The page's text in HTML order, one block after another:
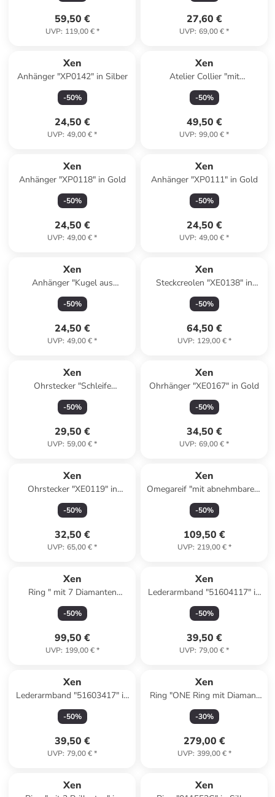
59,50 €
UVP: 119,00 €*
27,60 €
UVP: 69,00 €*
Xen
Anhänger "XP0142" in Silber
-50%
24,50 €
UVP: 49,00 €*
Xen
Atelier Collier "mit
Süßwasserzuchtperle 45 cm"
in Silber
-50%
49,50 €
UVP: 99,00 €*
Xen
Anhänger "XP0118" in Gold
-50%
24,50 €
UVP: 49,00 €*
Xen
Anhänger "XP0111" in Gold
-50%
24,50 €
UVP: 49,00 €*
Xen
Anhänger "Kugel aus
Edelstahl" in Silber
-50%
24,50 €
UVP: 49,00 €*
Xen
Steckcreolen "XE0138" in
Silber
-50%
64,50 €
UVP: 129,00 €*
Xen
Ohrstecker "Schleife
rosèvergoldet aus Edelstahl
pol." in Roségold
-50%
29,50 €
UVP: 59,00 €*
Xen
Ohrhänger "XE0167" in Gold
-50%
34,50 €
UVP: 69,00 €*
Xen
Ohrstecker "XE0119" in
Schwarz
-50%
32,50 €
UVP: 65,00 €*
Xen
Omegareif "mit abnehmbarem
Anhänger 42 cm" in Silber
-50%
109,50 €
UVP: 219,00 €*
Xen
Ring " mit 7 Diamanten
011617G" in Silber
-50%
99,50 €
UVP: 199,00 €*
Xen
Lederarmband "51604117" in
Türkis
-50%
39,50 €
UVP: 79,00 €*
Xen
Lederarmband "51603417" in
Türkis
-50%
39,50 €
UVP: 79,00 €*
Xen
Ring "ONE Ring mit Diamant
0,11 ct. 585 Gelbgold" in Gold
-30%
279,00 €
UVP: 399,00 €*
Xen Xen